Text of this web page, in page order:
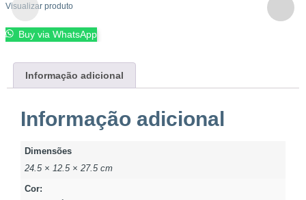
Visualizar produto
Buy via WhatsApp
Informação adicional
Informação adicional
Dimensões
24.5 × 12.5 × 27.5 cm
Cor: